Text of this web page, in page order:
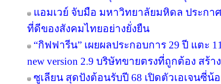
แอมเวย์ จับมือ มหาวิทยาลัยมหิดล ประกา
ที่ดีของสังคมไทยอย่างยั่งยืน
“กิฟฟารีน” เผยผลประกอบการ 29 ปี แตะ
new version 2.9 บริษัทขายตรงที่ถูกต้อง สร้
ซูเลียน สุดปังต้อนรับปี 68 เปิดตัวเอเจนซี่น้